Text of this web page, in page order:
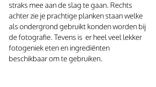
straks mee aan de slag te gaan. Rechts
achter zie je prachtige planken staan welke
als ondergrond gebruikt konden worden bij
de fotografie. Tevens is  er heel veel lekker
fotogeniek eten en ingrediënten
beschikbaar om te gebruiken.